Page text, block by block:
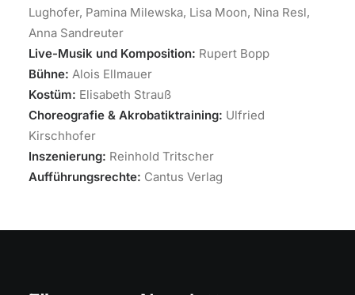
Lughofer, Pamina Milewska, Lisa Moon, Nina Resl,
Anna Sandreuter
Live-Musik und Komposition: Rupert Bopp
Bühne: Alois Ellmauer
Kostüm: Elisabeth Strauß
Choreografie & Akrobatiktraining: Ulfried
Kirschhofer
Inszenierung: Reinhold Tritscher
Aufführungsrechte: Cantus Verlag